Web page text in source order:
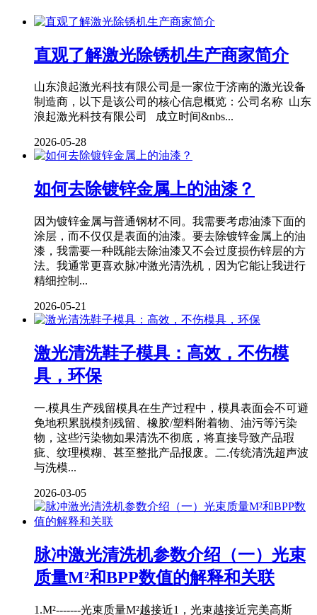
直观了解激光除锈机生产商家简介
山东浪起激光科技有限公司是一家位于济南的激光设备
制造商，以下是该公司的核心信息概览：公司名称 山东
浪起激光科技有限公司 成立时间&nbs...
2026-05-28
如何去除镀锌金属上的油漆？
因为镀锌金属与普通钢材不同。我需要考虑油漆下面的
涂层，而不仅仅是表面的油漆。要去除镀锌金属上的油
漆，我需要一种既能去除油漆又不会过度损伤锌层的方
法。我通常更喜欢脉冲激光清洗机，因为它能让我进行
精细控制...
2026-05-21
激光清洗鞋子模具：高效，不伤模
具，环保
一.模具生产残留模具在生产过程中，模具表面会不可避
免地积累脱模剂残留、橡胶/塑料附着物、油污等污染
物，这些污染物如果清洗不彻底，将直接导致产品瑕
疵、纹理模糊、甚至整批产品报废。二.传统清洗超声波
与洗模...
2026-03-05
脉冲激光清洗机参数介绍（一）光束
质量M²和BPP数值的解释和关联
1.M²-------光束质量M²越接近1，光束越接近完美高斯